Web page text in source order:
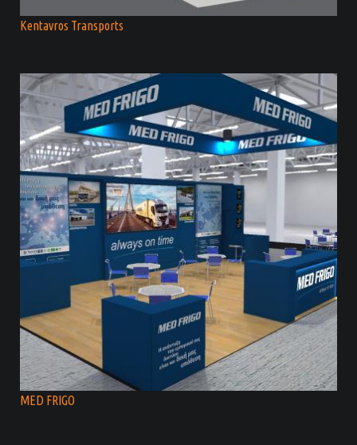
Kentavros Transports
MED FRIGO